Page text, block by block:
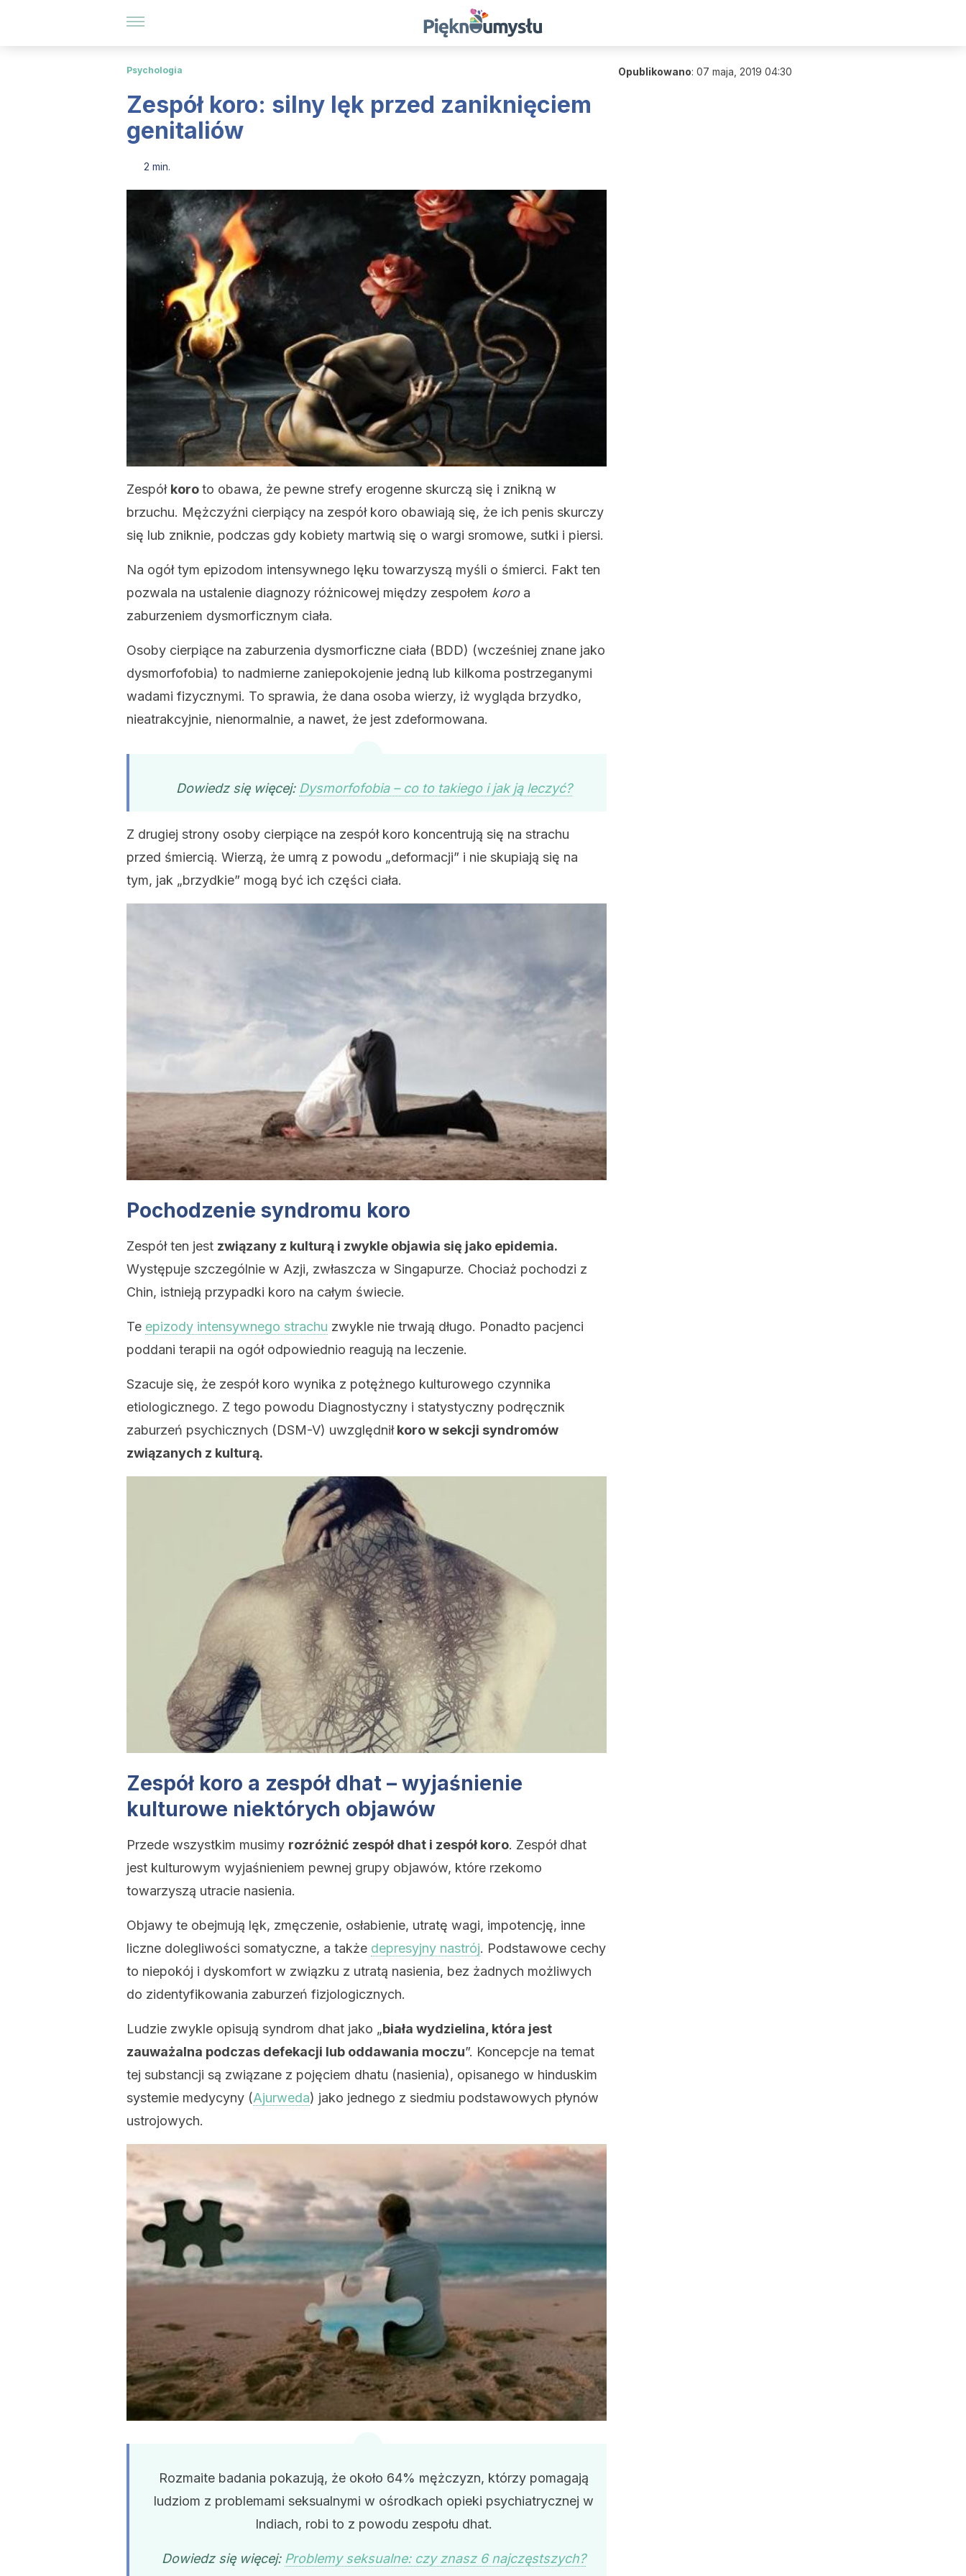
Psychologia
Zespół koro: silny lęk przed zaniknięciem
genitaliów
2 min.
Zespół koroto obawa, że ​​pewne strefy erogenne skurczą się i znikną w
brzuchu. Mężczyźni cierpiący na zespół koro obawiają się, że ich penis skurczy
się lub zniknie, podczas gdy kobiety martwią się o wargi sromowe, sutki i piersi.
Na ogół tym epizodom intensywnego lęku towarzyszą myśli o śmierci. Fakt ten
pozwala na ustalenie diagnozy różnicowej między zespołem koroa
zaburzeniem dysmorficznym ciała.
Osoby cierpiące na zaburzenia dysmorficzne ciała (BDD) (wcześniej znane jako
dysmorfofobia) to nadmierne zaniepokojenie jedną lub kilkoma postrzeganymi
wadami fizycznymi. To sprawia, że dana osoba ​​wierzy, iż wygląda brzydko,
nieatrakcyjnie, nienormalnie, a nawet, że jest zdeformowana.
Dowiedz się więcej: Dysmorfofobia – co to takiego i jak ją leczyć?
Z drugiej strony osoby cierpiące na zespół koro koncentrują się na strachu
przed śmiercią. Wierzą, że umrą z powodu „deformacji” i nie skupiają się na
tym, jak „brzydkie” mogą być ich części ciała.
Pochodzenie syndromu koro
Zespół ten jest związany z kulturą i zwykle objawia się jako epidemia.
Występuje szczególnie w Azji, zwłaszcza w Singapurze. Chociaż pochodzi z
Chin, istnieją przypadki koro na całym świecie.
Te epizody intensywnego strachu zwykle nie trwają długo. Ponadto pacjenci
poddani terapii na ogół odpowiednio reagują na leczenie.
Szacuje się, że zespół koro wynika z potężnego kulturowego czynnika
etiologicznego. Z tego powodu Diagnostyczny i statystyczny podręcznik
zaburzeń psychicznych (DSM-V) uwzględniłkoro w sekcji syndromów
związanych z kulturą.
Zespół koro a zespół dhat – wyjaśnienie
kulturowe niektórych objawów
Przede wszystkim musimy rozróżnić zespół dhat i zespół koro. Zespół dhat
jest kulturowym wyjaśnieniem pewnej grupy objawów, które rzekomo
towarzyszą utracie nasienia.
Objawy te obejmują lęk, zmęczenie, osłabienie, utratę wagi, impotencję, inne
liczne dolegliwości somatyczne, a także depresyjny nastrój. Podstawowe cechy
to niepokój i dyskomfort w związku z utratą nasienia, bez żadnych możliwych
do zidentyfikowania zaburzeń fizjologicznych.
Ludzie zwykle opisują syndrom dhat jako „biała wydzielina, która jest
zauważalna podczas defekacji lub oddawania moczu”. Koncepcje na temat
tej substancji są związane z pojęciem dhatu (nasienia), opisanego w hinduskim
systemie medycyny (Ajurweda) jako jednego z siedmiu podstawowych płynów
ustrojowych.
Rozmaite badania pokazują, że około 64% mężczyzn, którzy pomagają
ludziom z problemami seksualnymi w ośrodkach opieki psychiatrycznej w
Indiach, robi to z powodu zespołu dhat.
Dowiedz się więcej: Problemy seksualne: czy znasz 6 najczęstszych?
Opublikowano: 07 maja, 2019 04:30